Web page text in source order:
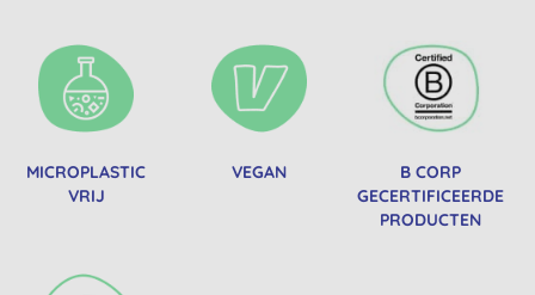
MICROPLASTIC
VRIJ
VEGAN
B CORP
GECERTIFICEERDE
PRODUCTEN